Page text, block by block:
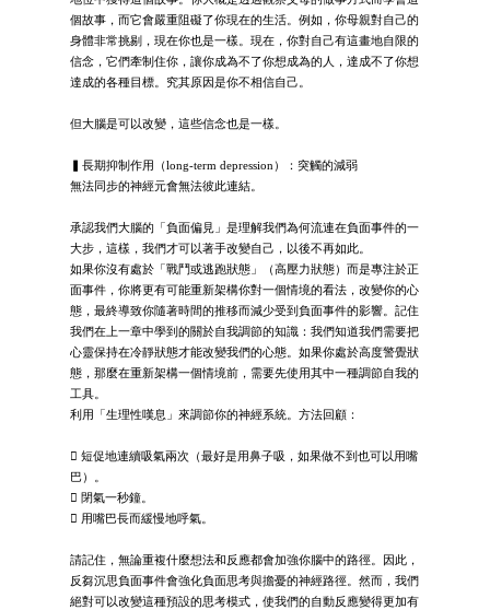
個故事，而它會嚴重阻礙了你現在的生活。例如，你母親對自己的
身體非常挑剔，現在你也是一樣。現在，你對自己有這畫地自限的
信念，它們牽制住你，讓你成為不了你想成為的人，達成不了你想
達成的各種目標。究其原因是你不相信自己。
但大腦是可以改變，這些信念也是一樣。
▍長期抑制作用（long-term depression）：突觸的減弱
無法同步的神經元會無法彼此連結。
承認我們大腦的「負面偏見」是理解我們為何流連在負面事件的一
大步，這樣，我們才可以著手改變自己，以後不再如此。
如果你沒有處於「戰鬥或逃跑狀態」（高壓力狀態）而是專注於正
面事件，你將更有可能重新架構你對一個情境的看法，改變你的心
態，最終導致你隨著時間的推移而減少受到負面事件的影響。記住
我們在上一章中學到的關於自我調節的知識：我們知道我們需要把
心靈保持在冷靜狀態才能改變我們的心態。如果你處於高度警覺狀
態，那麼在重新架構一個情境前，需要先使用其中一種調節自我的
工具。
利用「生理性嘆息」來調節你的神經系統。方法回顧：
 短促地連續吸氣兩次（最好是用鼻子吸，如果做不到也可以用嘴
巴）。
 閉氣一秒鐘。
 用嘴巴長而緩慢地呼氣。
請記住，無論重複什麼想法和反應都會加強你腦中的路徑。因此，
反芻沉思負面事件會強化負面思考與擔憂的神經路徑。然而，我們
絕對可以改變這種預設的思考模式，使我們的自動反應變得更加有